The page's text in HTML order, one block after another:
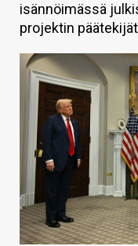
KAUPPA
VAIHDA TEEMA
HAKU
isännöimässä
projektin